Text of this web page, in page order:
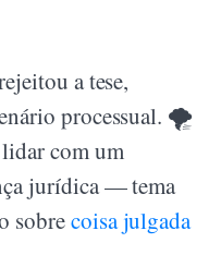
a tese,
processual. 🌪️
com um
jurídica — tema
sobrecoisa julgada